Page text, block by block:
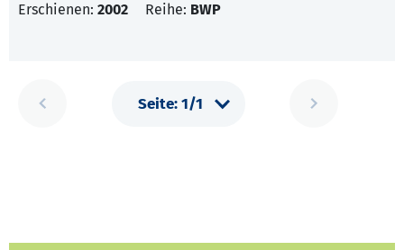
Erschienen: 2002 Reihe: BWP